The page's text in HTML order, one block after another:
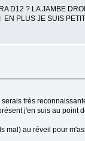
D12 ? LA JAMBE
PLUS JE SUIS
très
j'en suis au point
mal) au réveil pour